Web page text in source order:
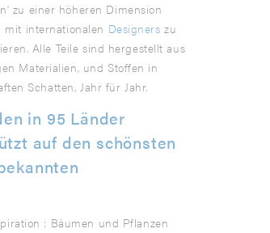
zu einer höheren Dimension
mit internationalen Designers zu
Alle Teile sind hergestellt aus
Materialien, und Stoffen in
Schatten, Jahr für Jahr.
in 95 Länder
auf den schönsten
: Bäumen und Pflanzen